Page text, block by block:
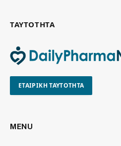
ΤΑΥΤΟΤΗΤΑ
ΕΤΑΙΡΙΚΗ ΤΑΥΤΟΤΗΤΑ
MENU